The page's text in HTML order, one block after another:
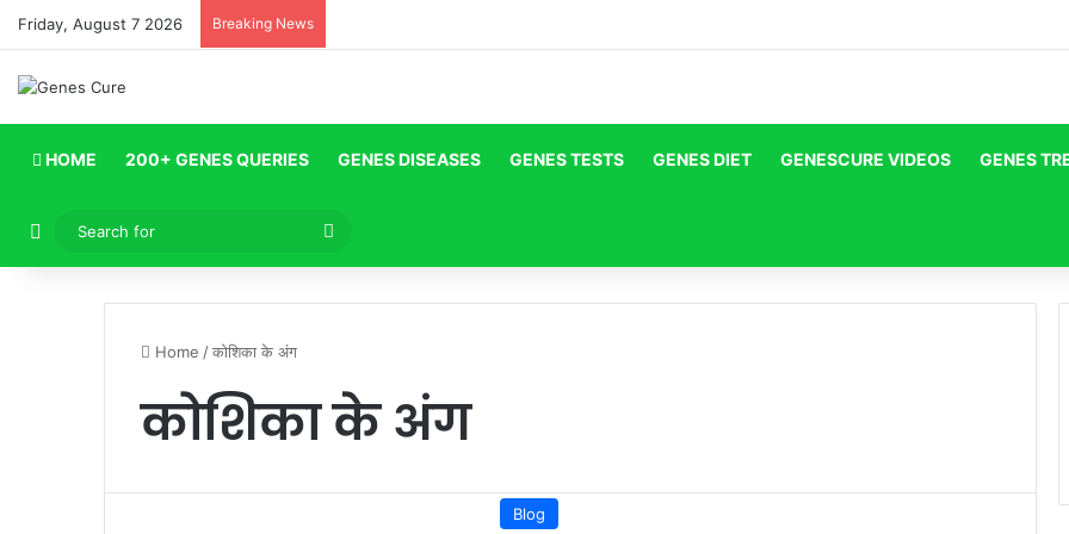
Friday, August 7 2026 Breaking News
HOME 200+ GENES QUERIES GENES DISEASES GENES TESTS GENES DIET GENESCURE VIDEOS GENES
Log In
for
Home /कोशिका के अंग
कोशिका के अंग
Blog